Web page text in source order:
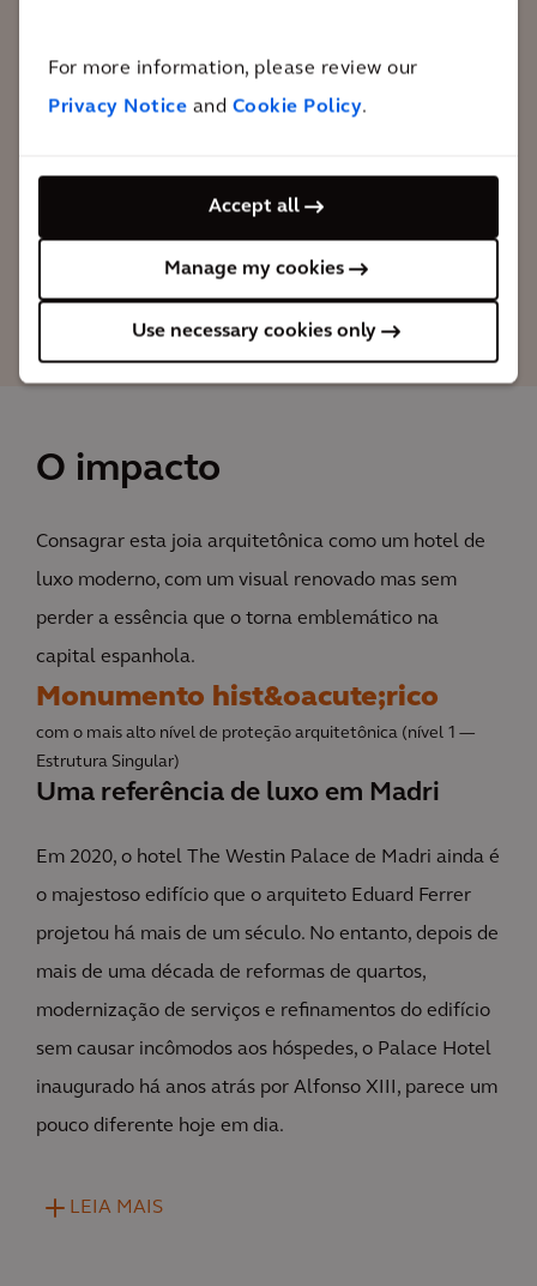
For more information, please review our
Privacy Notice and Cookie Policy.
Accept all
Manage my cookies
Use necessary cookies only
oferecer aos hóspedes do século XXI o
luxo e a exclusividade que sempre
conforto e a tecnologia dos dias atuais
Coro Parellada
hospitalidade da Arcadis
O impacto
Consagrar esta joia arquitetônica como um hotel de
luxo moderno, com um visual renovado mas sem
perder a essência que o torna emblemático na
capital espanhola.
Monumento hist&oacute;rico
com o mais alto nível de proteção arquitetônica (nível 1 —
Estrutura Singular)
Uma referência de luxo em Madri
Em 2020, o hotel The Westin Palace de Madri ainda é
o majestoso edifício que o arquiteto Eduard Ferrer
projetou há mais de um século. No entanto, depois de
mais de uma década de reformas de quartos,
modernização de serviços e refinamentos do edifício
sem causar incômodos aos hóspedes, o Palace Hotel
inaugurado há anos atrás por Alfonso XIII, parece um
pouco diferente hoje em dia.
LEIA MAIS